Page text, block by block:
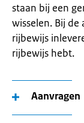
staan bij een
wisselen. Bij
rijbewijs
rijbewijs hebt.
Aanvragen